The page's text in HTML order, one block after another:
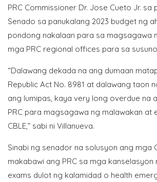
PRC Commissioner Dr. Jose Cueto Jr. sa
Senado sa panukalang 2023 budget ng
pondong nakalaan para sa magsagawa
mga PRC regional offices para sa
“Dalawang dekada na ang dumaan
Republic Act No. 8981 at dalawang taon
ang lumipas, kaya very long overdue na
PRC para magsagawa ng malawakan at
CBLE,” sabi ni Villanueva.
Sinabi ng senador na solusyon ang mga
makabawi ang PRC sa mga kanselasyon
exams dulot ng kalamidad o health